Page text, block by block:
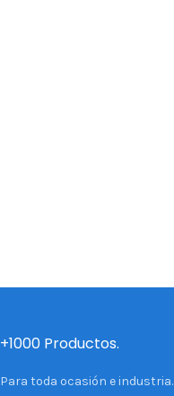
+1000 Productos.
Para toda ocasión e industria.